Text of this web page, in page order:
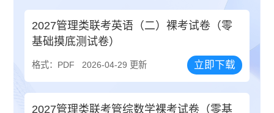
2027管理类联考英语（二）裸考试卷（零
基础摸底测试卷）
格式：PDF 2026-04-29 更新 立即下载
2027管理类联考管综数学裸考试卷（零基